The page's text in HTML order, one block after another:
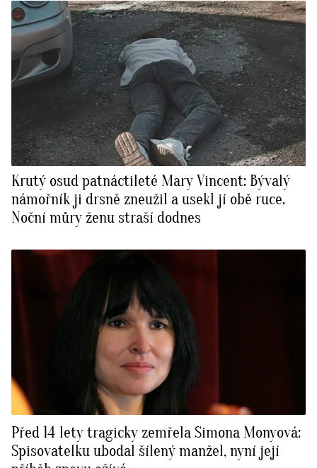
Krutý osud patnáctileté Mary Vincent: Bývalý
námořník ji drsně zneužil a usekl jí obě ruce.
Noční můry ženu straší dodnes
Před 14 lety tragicky zemřela Simona Monyová:
Spisovatelku ubodal šílený manžel, nyní její